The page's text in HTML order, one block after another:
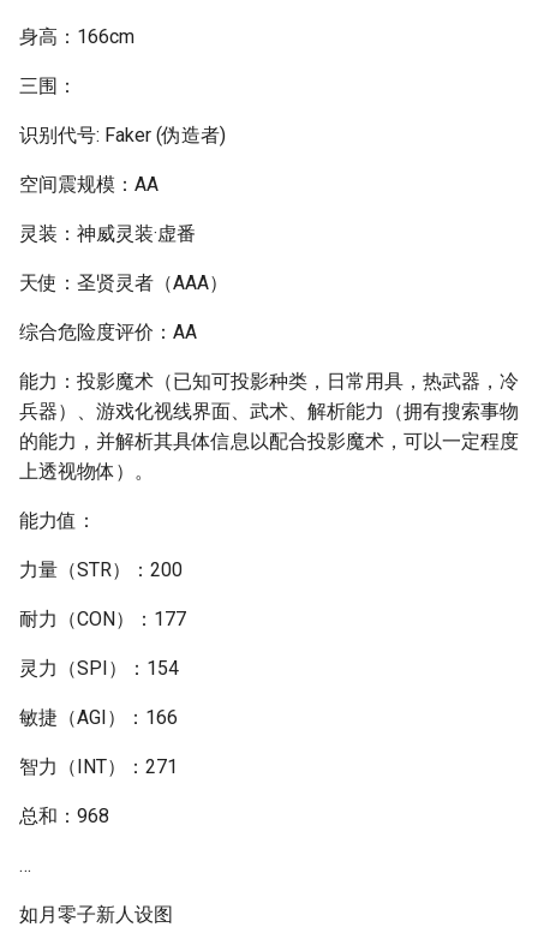
身高：166cm
三围：
识别代号: Faker (伪造者)
空间震规模：AA
灵装：神威灵装·虚番
天使：圣贤灵者（AAA）
综合危险度评价：AA
能力：投影魔术（已知可投影种类，日常用具，热武器，冷
兵器）、游戏化视线界面、武术、解析能力（拥有搜索事物
的能力，并解析其具体信息以配合投影魔术，可以一定程度
上透视物体）。
能力值：
力量（STR）：200
耐力（CON）：177
灵力（SPI）：154
敏捷（AGI）：166
智力（INT）：271
总和：968
…
如月零子新人设图